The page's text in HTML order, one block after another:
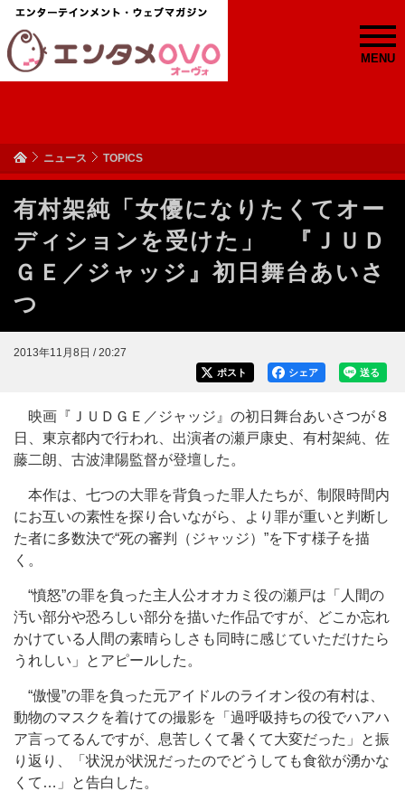
MENU
ニュース TOPICS
有村架純「女優になりたくてオー
ディションを受けた」 『ＪＵＤ
ＧＥ／ジャッジ』初日舞台あいさ
つ
2013年11月8日 / 20:27
送る
シェア
ポスト
映画『ＪＵＤＧＥ／ジャッジ』の初日舞台あいさつが８
日、東京都内で行われ、出演者の瀬戸康史、有村架純、佐
藤二朗、古波津陽監督が登壇した。
本作は、七つの大罪を背負った罪人たちが、制限時間内
にお互いの素性を探り合いながら、より罪が重いと判断し
た者に多数決で“死の審判（ジャッジ）”を下す様子を描
く。
“憤怒”の罪を負った主人公オオカミ役の瀬戸は「人間の
汚い部分や恐ろしい部分を描いた作品ですが、どこか忘れ
かけている人間の素晴らしさも同時に感じていただけたら
うれしい」とアピールした。
“傲慢”の罪を負った元アイドルのライオン役の有村は、
動物のマスクを着けての撮影を「過呼吸持ちの役でハアハ
ア言ってるんですが、息苦しくて暑くて大変だった」と振
り返り、「状況が状況だったのでどうしても食欲が湧かな
くて…」と告白した。